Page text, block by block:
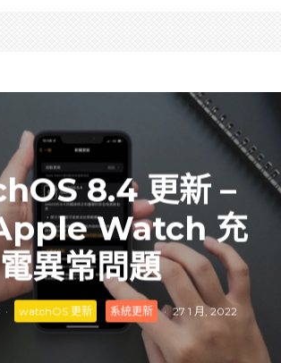
8.4 更新 –
Watch 充
電異常問題
· watchOS 更新 系統更新 · 27 1 月, 2022